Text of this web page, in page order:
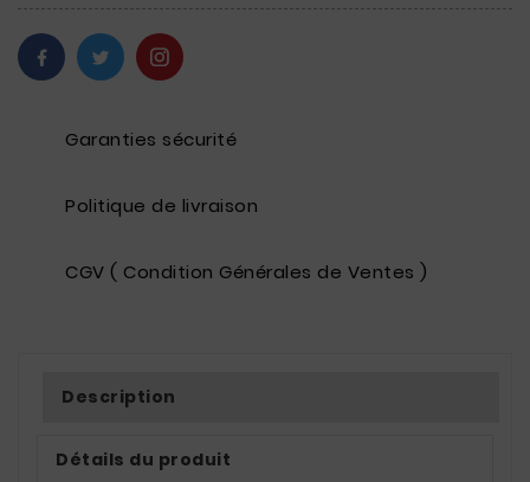
Garanties sécurité
Politique de livraison
CGV ( Condition Générales de Ventes )
Description
Détails du produit